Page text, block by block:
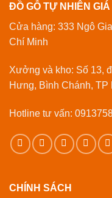
ĐỒ GỖ TỰ NHIÊN
Cửa hàng: 333 Ngô
Chí Minh
Xưởng và kho: Số 13,
Hưng, Bình Chánh, TP
Hotline tư vấn:
CHÍNH SÁCH